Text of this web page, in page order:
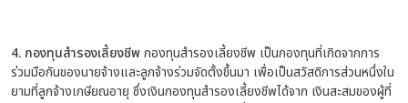
4. กองทุนสำรองเลี้ยงชีพกองทุนสำรองเลี้ยงชีพ เป็นกองทุนที่เกิดจากการ
ร่วมมือกันของนายจ้างและลูกจ้างร่วมจัดตั้งขึ้นมา เพื่อเป็นสวัสดิการส่วนหนึ่งใน
ยามที่ลูกจ้างเกษียณอายุ ซึ่งเงินกองทุนสำรองเลี้ยงชีพได้จาก เงินสะสมของผู้ที่